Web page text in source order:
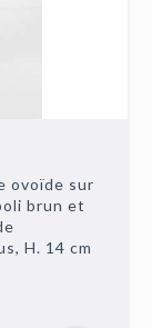
ovoïde sur
brun et
H. 14 cm